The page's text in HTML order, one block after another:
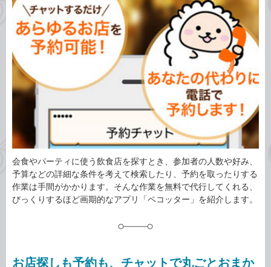
リ
会食やパーティに使う飲食店を探すとき、参加者の人数や好み、
予算などの詳細な条件を考えて検索したり、予約を取ったりする
作業は手間がかかります。そんな作業を無料で代行してくれる、
びっくりするほど画期的なアプリ「ペコッター」を紹介します。
お店探しも予約も、チャットで丸ごとおまか